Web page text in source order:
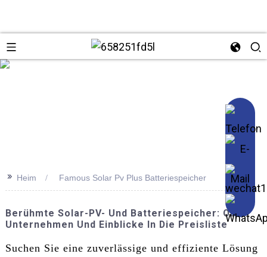
>> Heim Famous Solar Pv Plus Batteriespeicher
Berühmte Solar-PV- Und Batteriespeicher: ODM-
Unternehmen Und Einblicke In Die Preisliste
Suchen Sie eine zuverlässige und effiziente Lösung